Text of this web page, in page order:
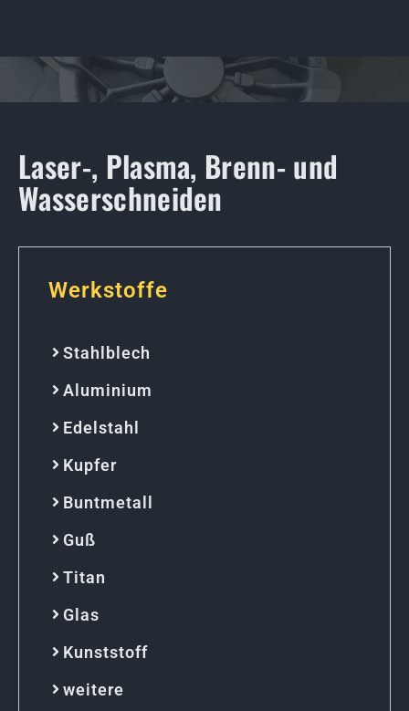
Laser-, Plasma, Brenn- und
Wasserschneiden
Werkstoffe
Stahlblech
Aluminium
Edelstahl
Kupfer
Buntmetall
Guß
Titan
Glas
Kunststoff
weitere